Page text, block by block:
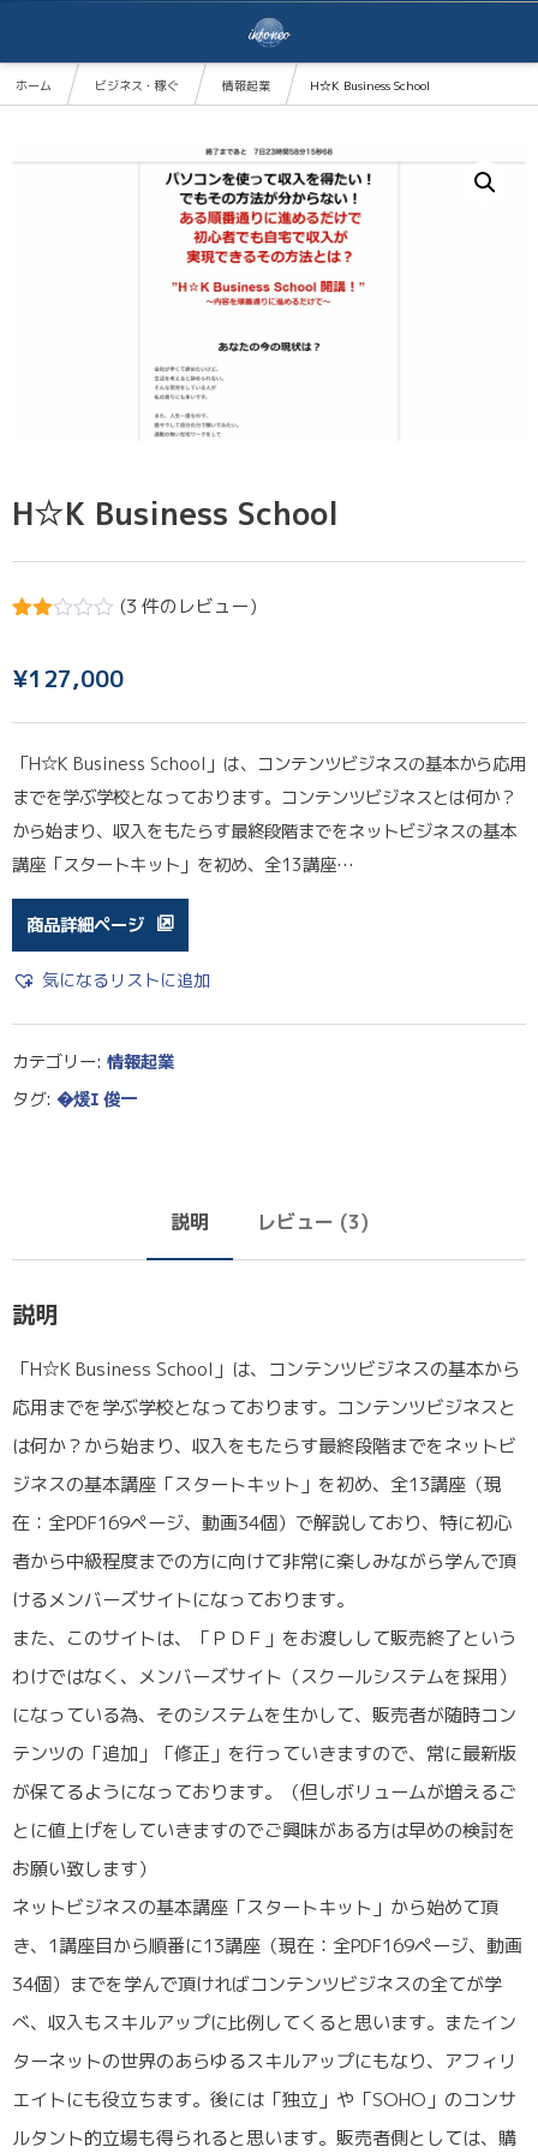
ホーム ビジネス・稼ぐ 情報起業 H☆K Business School
H☆K Business School
者評
価に
く5段
価の
う
ち、
2.33
(3 件のレビュー)
¥127,000
「H☆K Business School」は、コンテンツビジネスの基本から応用
までを学ぶ学校となっております。コンテンツビジネスとは何か？
から始まり、収入をもたらす最終段階までをネットビジネスの基本
講座「スタートキット」を初め、全13講座…
商品詳細ページ
気になるリストに追加
カテゴリー: 情報起業
タグ: �煖ｴ 俊一
説明 レビュー (3)
説明
「H☆K Business School」は、コンテンツビジネスの基本から
応用までを学ぶ学校となっております。コンテンツビジネスと
は何か？から始まり、収入をもたらす最終段階までをネットビ
ジネスの基本講座「スタートキット」を初め、全13講座（現
在：全PDF169ページ、動画34個）で解説しており、特に初心
者から中級程度までの方に向けて非常に楽しみながら学んで頂
けるメンバーズサイトになっております。
また、このサイトは、「ＰＤＦ」をお渡しして販売終了という
わけではなく、メンバーズサイト（スクールシステムを採用）
になっている為、そのシステムを生かして、販売者が随時コン
テンツの「追加」「修正」を行っていきますので、常に最新版
が保てるようになっております。（但しボリュームが増えるご
とに値上げをしていきますのでご興味がある方は早めの検討を
お願い致します）
ネットビジネスの基本講座「スタートキット」から始めて頂
き、1講座目から順番に13講座（現在：全PDF169ページ、動画
34個）までを学んで頂ければコンテンツビジネスの全てが学
べ、収入もスキルアップに比例してくると思います。またイン
ターネットの世界のあらゆるスキルアップにもなり、アフィリ
エイトにも役立ちます。後には「独立」や「SOHO」のコンサ
ルタント的立場も得られると思います。販売者側としては、購